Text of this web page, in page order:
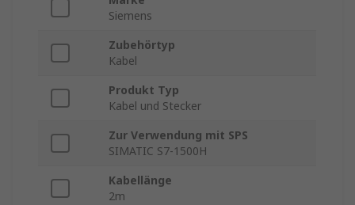
Siemens
Zubehörtyp
Kabel
Produkt Typ
Kabel und Stecker
Zur Verwendung mit SPS
SIMATIC S7-1500H
Kabellänge
2m